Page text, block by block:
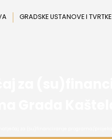
GRADSKE USTANOVE I TVRTKE